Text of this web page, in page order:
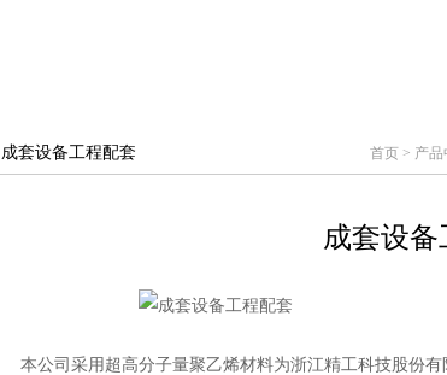
成套设备工程配套 首页 > 产品
成套设
本公司采用超高分子量聚乙烯材料为浙江精工科技股份